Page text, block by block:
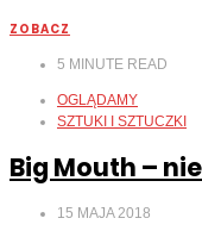
ZOBACZ
5 MINUTE READ
OGLĄDAMY
SZTUKI I SZTUCZKI
Big Mouth –
15 MAJA 2018